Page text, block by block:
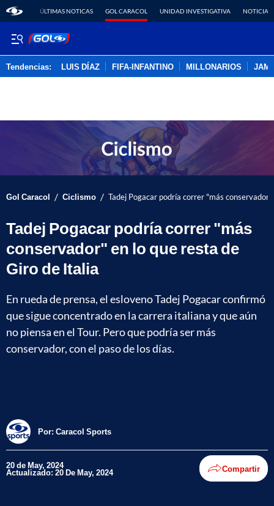
ÚLTIMAS NOTICAS GOL CARACOL UNIDAD INVESTIGATIVA NOTICIAS
Tendencias: LUIS DÍAZ FIFA-INFANTINO MILLONARIOS
Gol Caracol / Ciclismo / Tadej Pogacar podría correr "más
Tadej Pogacar podría correr "más
conservador" en lo que resta de
Giro de Italia
En rueda de prensa, el esloveno Tadej Pogacar confirmó
que sigue concentrado en la carrera italiana y que aún
no piensa en el Tour. Pero que podría ser más
conservador, con el paso de los días.
Por: Caracol Sports
20 de May, 2024
Actualizado: 20 De May, 2024 Compartir